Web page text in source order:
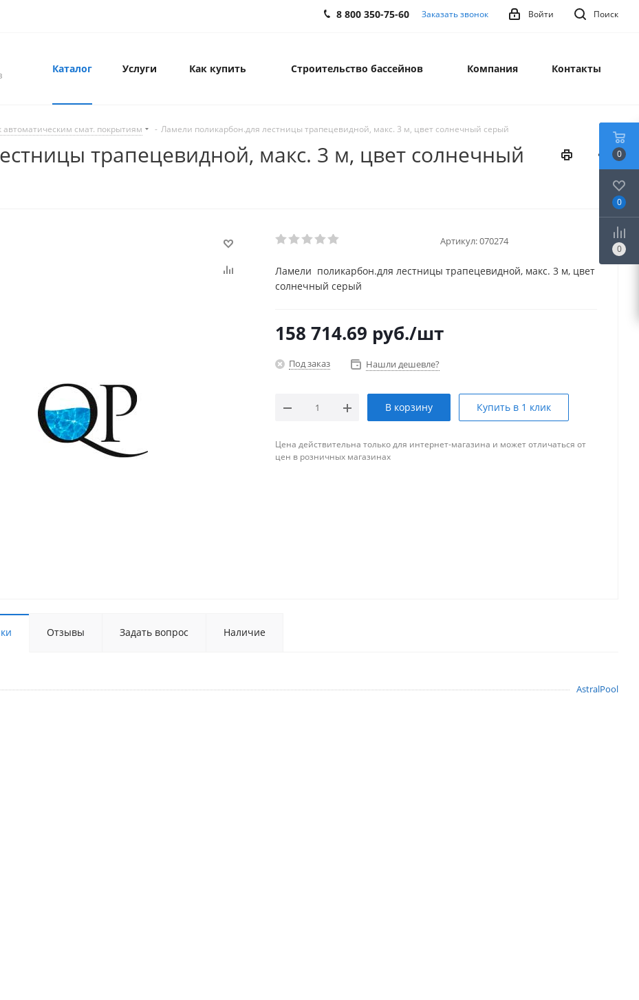
Поиск
Войти
8 800 350-75-60 Заказать звонок
Каталог Услуги Как купить Строительство бассейнов Компания Контакты
смат. покрытиям - Ламели поликарбон.для лестницы трапецевидной, макс. 3 м, цвет солнечный серый
трапецевидной, макс. 3 м, цвет солнечный
Артикул:070274
Ламели поликарбон.для лестницы трапецевидной, макс. 3 м, цвет
солнечный серый
158 714.69 руб./шт
Под заказ Нашли дешевле?
В корзину Купить в 1 клик
Цена действительна только для интернет-магазина и может отличаться от
цен в розничных магазинах
Отзывы Задать вопрос Наличие
AstralPool
0
0
0